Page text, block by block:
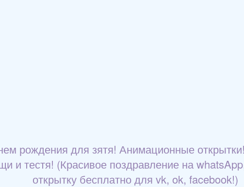
рождения для зятя! Анимационные
и тестя! (Красивое поздравление на
открытку бесплатно для vk, ok, facebook!)